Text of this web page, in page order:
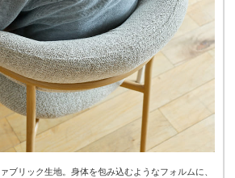
ブリック生地。身体を包み込むようなフォルムに、